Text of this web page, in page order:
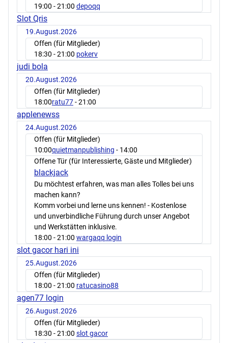
19:00 - 21:00 depoqq
Slot Qris
19.August.2026
Offen (für Mitglieder)
18:30 - 21:00 pokerv
judi bola
20.August.2026
Offen (für Mitglieder)
18:00ratu77- 21:00
applenewss
24.August.2026
Offen (für Mitglieder)
10:00quietmanpublishing - 14:00
Offene Tür (für Interessierte, Gäste und Mitglieder)
blackjack
Du möchtest erfahren, was man alles Tolles bei uns
machen kann?
Komm vorbei und lerne uns kennen! - Kostenlose
und unverbindliche Führung durch unser Angebot
und Werkstätten inklusive.
18:00 - 21:00 wargaqq login
slot gacor hari ini
25.August.2026
Offen (für Mitglieder)
18:00 - 21:00 ratucasino88
agen77 login
26.August.2026
Offen (für Mitglieder)
18:30 - 21:00 slot gacor